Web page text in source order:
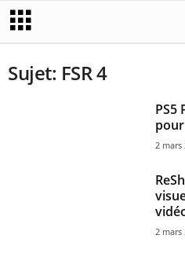
Sujet: FSR 4
PS5
2 mars
2 mars